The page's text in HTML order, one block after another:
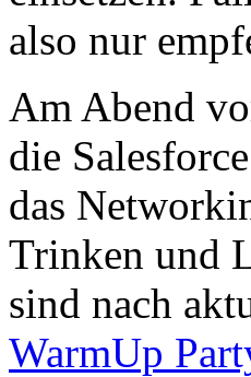
also nur
Am Abend
die
das
Trinken und
sind nach
WarmUp